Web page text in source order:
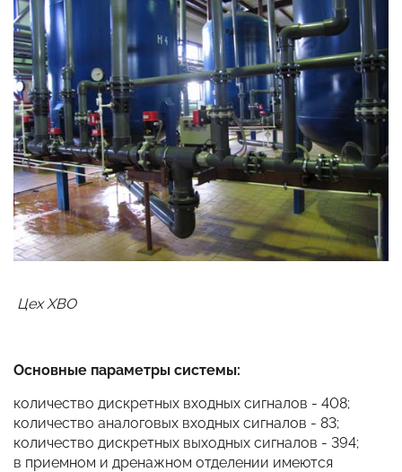
Цех ХВО
Основные параметры системы:
количество дискретных входных сигналов - 408;
количество аналоговых входных сигналов - 83;
количество дискретных выходных сигналов - 394;
в приемном и дренажном отделении имеются